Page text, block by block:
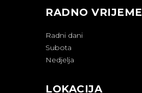
RADNO VRIJEME
Radni dani
Subota
Nedjelja
LOKACIJA